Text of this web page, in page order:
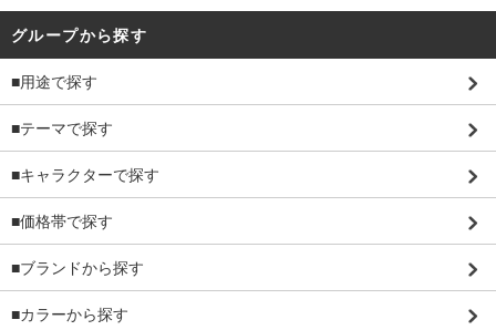
グループから探す
■用途で探す
■テーマで探す
■キャラクターで探す
■価格帯で探す
■ブランドから探す
■カラーから探す